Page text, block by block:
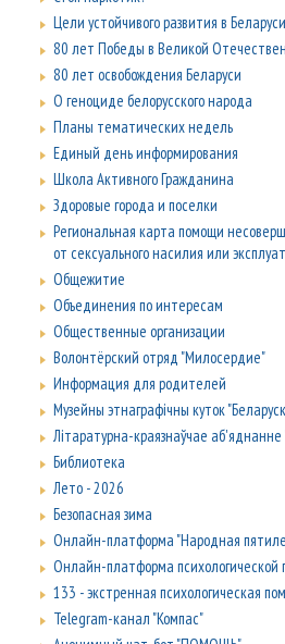
Цели устойчивого развития в Беларуси
80 лет Победы в Великой
80 лет освобождения Беларуси
О геноциде белорусского народа
Планы тематических недель
Единый день информирования
Школа Активного Гражданина
Здоровые города и поселки
Региональная карта помощи несовершеннолетним, пострадавшим
от сексуального насилия или
Общежитие
Объединения по интересам
Общественные организации
Волонтёрский отряд "Милосердие"
Информация для родителей
Музейны этнаграфічны куток
Літаратурна-краязнаўчае
Библиотека
Лето - 2026
Безопасная зима
Онлайн-платформа "Народная
Онлайн-платформа
133 - экстренная психологическая
Telegram-канал "Компас"